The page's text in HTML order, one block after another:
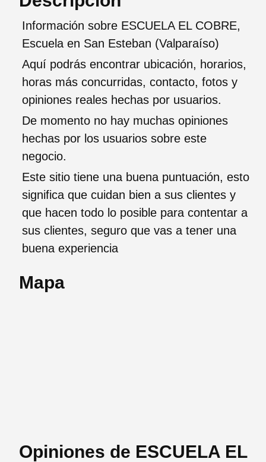
Información sobre ESCUELA EL COBRE,
Escuela en San Esteban (Valparaíso)
Aquí podrás encontrar ubicación, horarios,
horas más concurridas, contacto, fotos y
opiniones reales hechas por usuarios.
De momento no hay muchas opiniones
hechas por los usuarios sobre este
negocio.
Este sitio tiene una buena puntuación, esto
significa que cuidan bien a sus clientes y
que hacen todo lo posible para contentar a
sus clientes, seguro que vas a tener una
buena experiencia
Mapa
Opiniones de ESCUELA EL